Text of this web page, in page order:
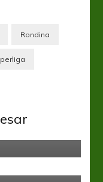
Rondina